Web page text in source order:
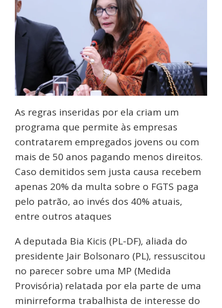
As regras inseridas por ela criam um
programa que permite às empresas
contratarem empregados jovens ou com
mais de 50 anos pagando menos direitos.
Caso demitidos sem justa causa recebem
apenas 20% da multa sobre o FGTS paga
pelo patrão, ao invés dos 40% atuais,
entre outros ataques
A deputada Bia Kicis (PL-DF), aliada do
presidente Jair Bolsonaro (PL), ressuscitou
no parecer sobre uma MP (Medida
Provisória) relatada por ela parte de uma
minirreforma trabalhista de interesse do